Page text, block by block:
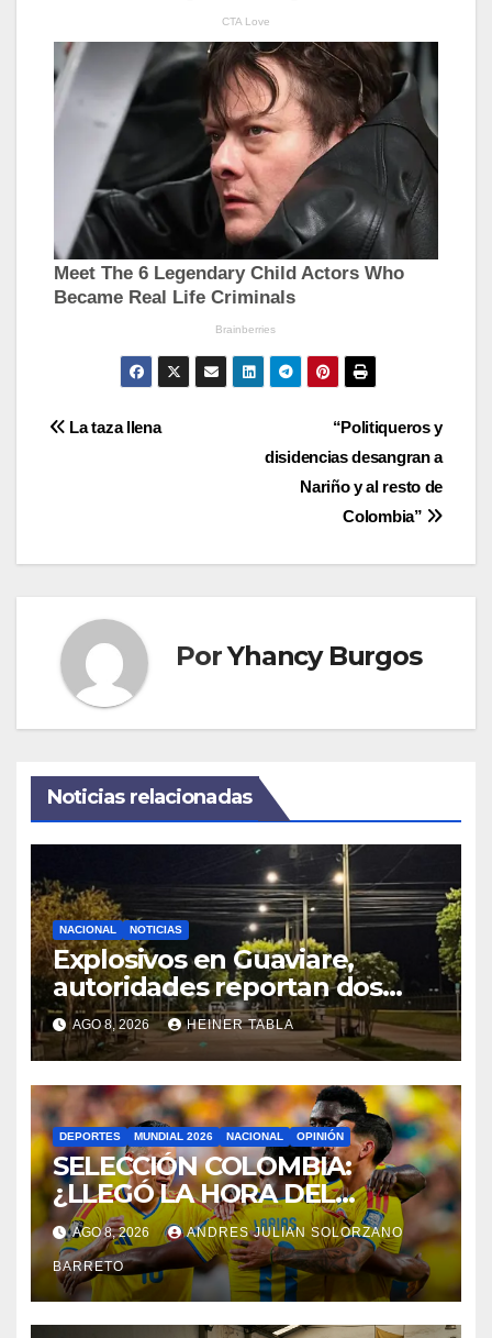
Navegación
“Politiqueros y
disidencias desangran a
Nariño y al resto de
Colombia”
La taza llena
PorYhancy Burgos
Noticias relacionadas
NACIONAL NOTICIAS
Explosivos en Guaviare,
autoridades reportan dos
incidentes
AGO 8, 2026 HEINER TABLA
DEPORTES MUNDIAL 2026 NACIONAL OPINIÓN
SELECCIÓN COLOMBIA:
¿LLEGÓ LA HORA DEL
RELEVO GENERACIONAL?
AGO 8, 2026 ANDRES JULIAN SOLORZANO
BARRETO